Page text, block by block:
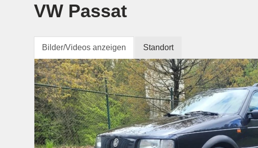
VW Passat
Bilder/Videos anzeigen Standort